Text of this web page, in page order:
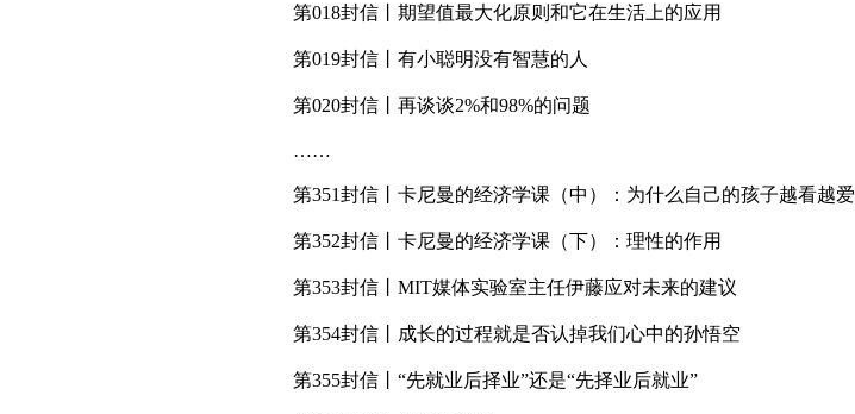
第018封信丨期望值最大化原则和它在生活上的应用
第019封信丨有小聪明没有智慧的人
第020封信丨再谈谈2%和98%的问题
……
第351封信丨卡尼曼的经济学课（中）：为什么自己的孩子越看越爱
第352封信丨卡尼曼的经济学课（下）：理性的作用
第353封信丨MIT媒体实验室主任伊藤应对未来的建议
第354封信丨成长的过程就是否认掉我们心中的孙悟空
第355封信丨“先就业后择业”还是“先择业后就业”